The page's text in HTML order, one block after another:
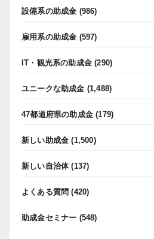
設備系の助成金 (986)
雇用系の助成金 (597)
IT・観光系の助成金 (290)
ユニークな助成金 (1,488)
47都道府県の助成金 (179)
新しい助成金 (1,500)
新しい自治体(137)
よくある質問 (420)
助成金セミナー (548)